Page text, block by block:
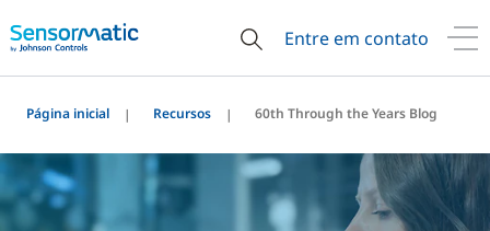
Entre em contato
Página inicial Recursos 60th Through the Years Blog